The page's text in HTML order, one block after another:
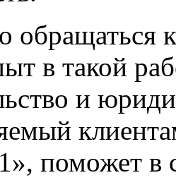
в такой
и
поможет в